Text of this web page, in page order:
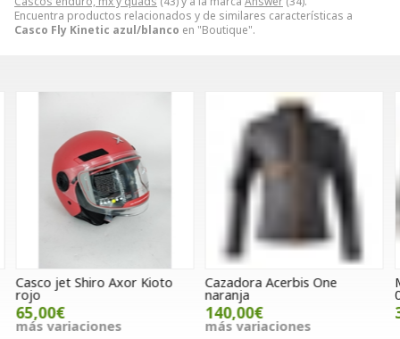
Encuentra productos relacionados y de similares características a
Casco Fly Kinetic azul/blanco en "Boutique".
Casco jet Shiro Axor Kioto
rojo
65,00€
más variaciones
Cazadora Acerbis One
naranja
140,00€
más variaciones